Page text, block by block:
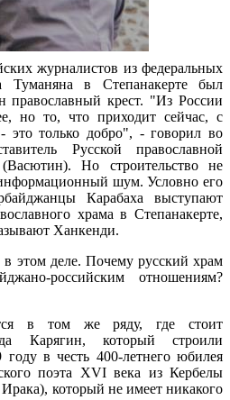
журналистов из федеральных
в Степанакерте был
православный крест. "Из России
но то, что приходит сейчас, с
это только добро", - говорил во
Русской православной
Но строительство не
шум. Условно его
Карабаха выступают
храма в Степанакерте,
Ханкенди.
в этом деле. Почему русский храм
российским отношениям?
в том же ряду, где стоит
Карягин, который строили
в честь 400-летнего юбилея
поэта XVI века из Кербелы
который не имеет никакого